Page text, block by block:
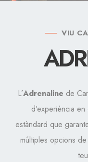
VIU
L’Adrenaline de
d’experiència
estàndard que
múltiples opcions